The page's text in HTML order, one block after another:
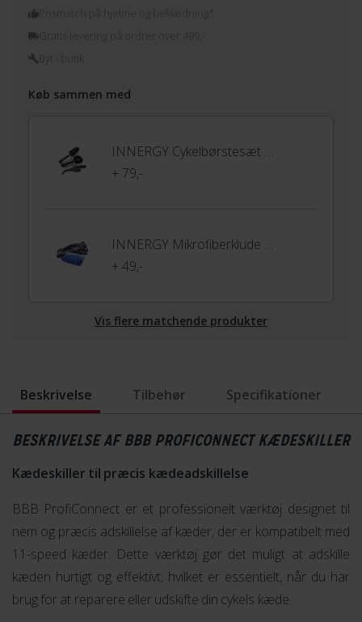
Prismatch på hjelme og beklædning*
Køb sammen med
INNERGY Cykelbørstesæt 3-pak
+ 79,-
INNERGY Mikrofiberklude 3-pak
+ 49,-
Vis flere matchende produkter
Beskrivelse Tilbehør Specifikationer
BESKRIVELSE AF BBB PROFICONNECT KÆDESKILLER
Kædeskiller til præcis kædeadskillelse
BBB ProfiConnect er et professionelt værktøj designet til
nem og præcis adskillelse af kæder, der er kompatibelt med
11-speed kæder. Dette værktøj gør det muligt at adskille
kæden hurtigt og effektivt, hvilket er essentielt, når du har
brug for at reparere eller udskifte din cykels kæde.